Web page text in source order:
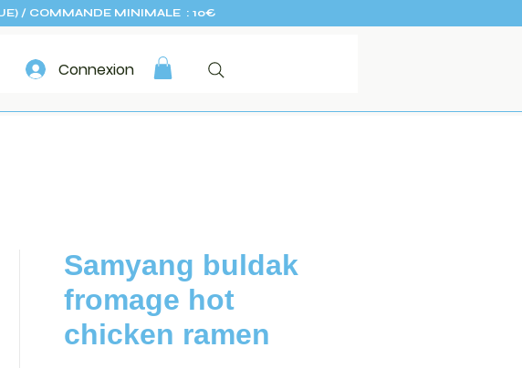
/ COMMANDE MINIMALE : 10€
Connexion
Samyang buldak
fromage hot
chicken ramen